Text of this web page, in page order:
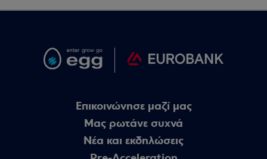
Επικοινώνησε μαζί μας
Μας ρωτάνε συχνά
Nέα και εκδηλώσεις